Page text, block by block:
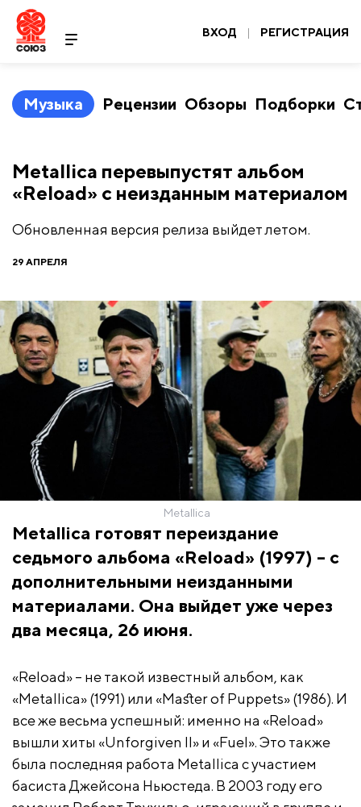
ВХОД | РЕГИСТРАЦИЯ
Музыка Рецензии Обзоры Подборки
Metallica перевыпустят альбом
«Reload» с неизданным материалом
Обновленная версия релиза выйдет летом.
29 АПРЕЛЯ
Metallica
Metallica готовят переиздание
седьмого альбома «Reload» (1997) – с
дополнительными неизданными
материалами. Она выйдет уже через
два месяца, 26 июня.
«Reload» – не такой известный альбом, как
«Metallica» (1991) или «Master of Puppets» (1986). И
все же весьма успешный: именно на «Reload»
вышли хиты «Unforgiven II» и «Fuel». Это также
была последняя работа Metallica с участием
басиста Джейсона Ньюстеда. В 2003 году его